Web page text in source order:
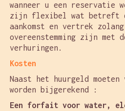
wanneer u een reservatie
zijn flexibel wat betreft
aankomst en vertrek
overeenstemming zijn met
verhuringen.
Kosten
Naast het huurgeld moeten
worden bijgerekend :
Een forfait voor water,